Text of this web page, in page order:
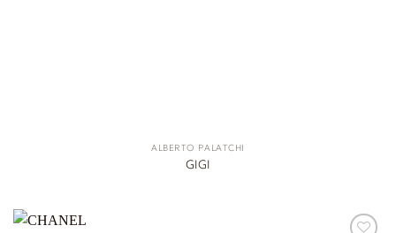
ALBERTO PALATCHI
GIGI